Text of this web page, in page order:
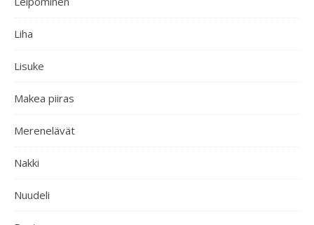
Liha
Lisuke
Makea piiras
Merenelävät
Nakki
Nuudeli